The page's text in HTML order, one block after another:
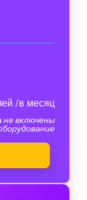
/в месяц
включены